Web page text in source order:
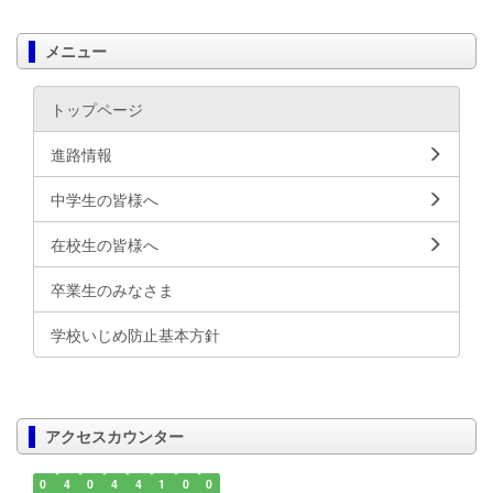
メニュー
トップページ
進路情報
中学生の皆様へ
在校生の皆様へ
卒業生のみなさま
学校いじめ防止基本方針
アクセスカウンター
0 4 0 4 4 1 0 0